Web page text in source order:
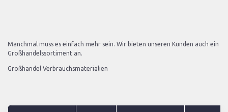
Manchmal muss es einfach mehr sein. Wir bieten unseren Kunden auch ein
Großhandelssortiment an.
Großhandel Verbrauchsmaterialien